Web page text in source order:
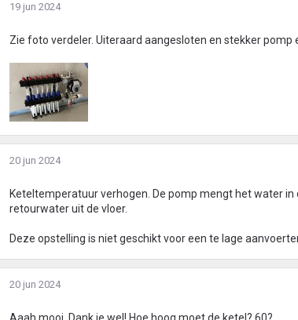
19 jun 2024
Zie foto verdeler. Uiteraard aangesloten en stekker pomp
20 jun 2024
Keteltemperatuur verhogen. De pomp mengt het water
retourwater uit de vloer.
Deze opstelling is niet geschikt voor een te lage
20 jun 2024